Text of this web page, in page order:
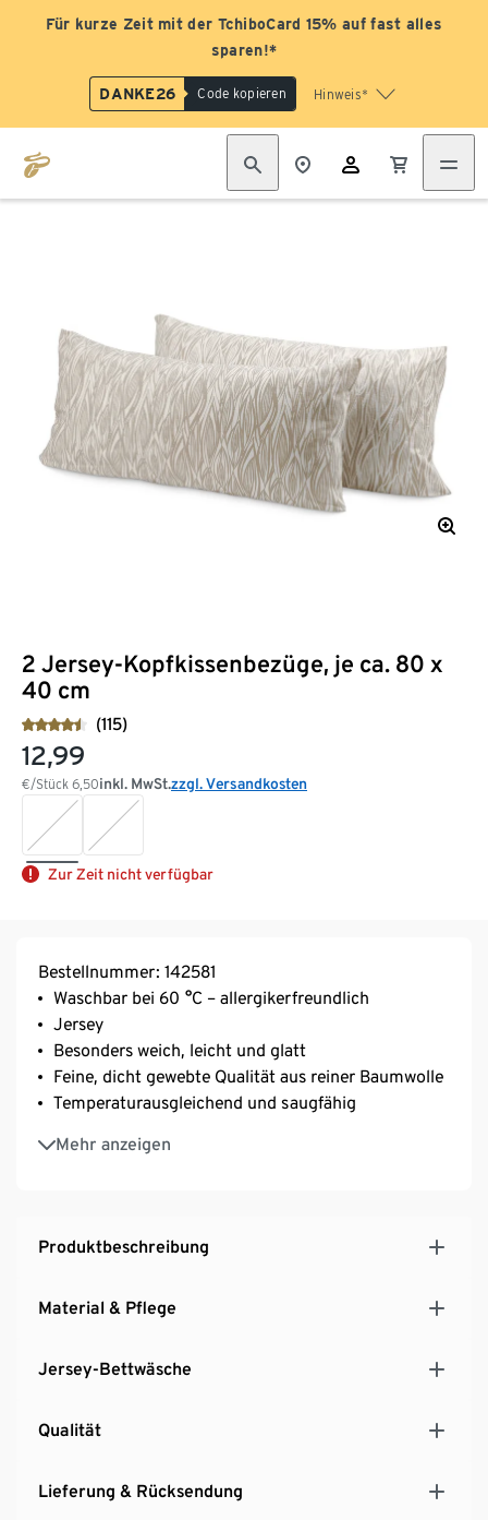
Für kurze Zeit mit der TchiboCard 15% auf fast alles
sparen!*
DANKE26 Code kopieren Hinweis*
2 Jersey-Kopfkissenbezüge, je ca. 80 x
40 cm
(115)
12,99
€/Stück 6,50inkl. MwSt.zzgl. Versandkosten
Zur Zeit nicht verfügbar
Bestellnummer: 142581
Waschbar bei 60 °C – allergikerfreundlich
Jersey
Besonders weich, leicht und glatt
Feine, dicht gewebte Qualität aus reiner Baumwolle
Temperaturausgleichend und saugfähig
Mehr anzeigen
Mit Reißverschluss – einfach und schnell zu
Produktbeschreibung
Material & Pflege
Jersey-Bettwäsche
Qualität
Lieferung & Rücksendung